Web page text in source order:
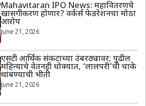
Mahavitaran IPO News: महावितरणचे
खासगीकरण होणार? वर्कर्स फेडरेशनचा मोठा
आरोप
June 21, 2026
एसटी आर्थिक संकटाच्या उंबरठ्यावर; पुढील
महिन्याचे वेतनही धोक्यात, ‘लालपरी’ची चाके
थांबण्याची भीती
June 21, 2026